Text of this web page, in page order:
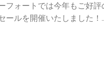
フォートでは今年もご好評
ールを開催いたしました！